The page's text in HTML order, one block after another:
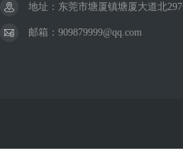
地址：东莞市塘厦镇塘厦大道北
邮箱：909879999@qq.com